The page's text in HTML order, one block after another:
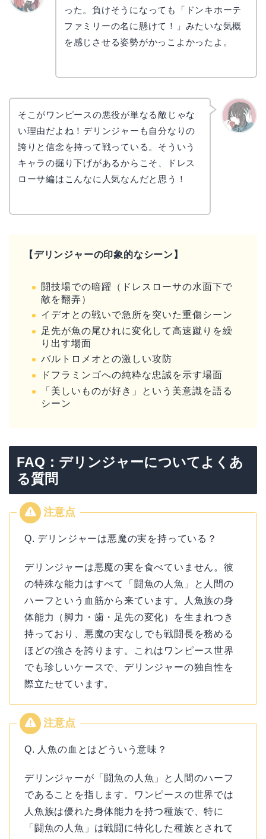
った。負けそうになっても「ドンキホーテ
ファミリーの名に懸けて！」みたいな気概
を感じさせる姿勢がかっこよかったよ。
そこがワンピースの悪役が単なる敵じゃな
い理由だよね！デリンジャーも自分なりの
誇りと信念を持って戦っている。そういう
キャラの掘り下げがあるからこそ、ドレス
ローサ編はこんなに人気なんだと思う！
【デリンジャーの印象的なシーン】
闘技場での暗躍（ドレスローサの水面下で
敵を翻弄）
イデオとの戦いで急所を突いた重傷シーン
足先が魚の尾ひれに変化して高速蹴りを繰
り出す場面
バルトロメオとの激しい攻防
ドフラミンゴへの純粋な忠誠を示す場面
「美しいものが好き」という美意識を語る
シーン
FAQ：デリンジャーについてよくあ
る質問
Q. デリンジャーは悪魔の実を持っている？
デリンジャーは悪魔の実を食べていません。彼
の特殊な能力はすべて「闘魚の人魚」と人間の
ハーフという血筋から来ています。人魚族の身
体能力（脚力・歯・足先の変化）を生まれつき
持っており、悪魔の実なしでも戦闘長を務める
ほどの強さを誇ります。これはワンピース世界
でも珍しいケースで、デリンジャーの独自性を
際立たせています。
Q. 人魚の血とはどういう意味？
デリンジャーが「闘魚の人魚」と人間のハーフ
であることを指します。ワンピースの世界では
人魚族は優れた身体能力を持つ種族で、特に
「闘魚の人魚」は戦闘に特化した種族とされて